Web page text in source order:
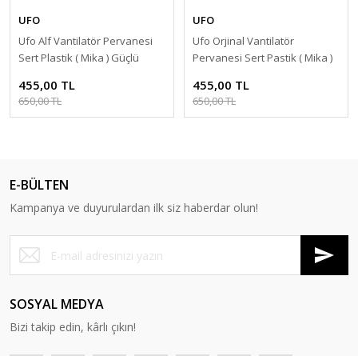
UFO
Ufo Alf Vantilatör Pervanesi
Sert Plastik ( Mika ) Güçlü
455,00 TL
650,00 TL
UFO
Ufo Orjinal Vantilatör
Pervanesi Sert Pastik ( Mika )
455,00 TL
650,00 TL
E-BÜLTEN
Kampanya ve duyurulardan ilk siz haberdar olun!
SOSYAL MEDYA
Bizi takip edin, kârlı çıkın!